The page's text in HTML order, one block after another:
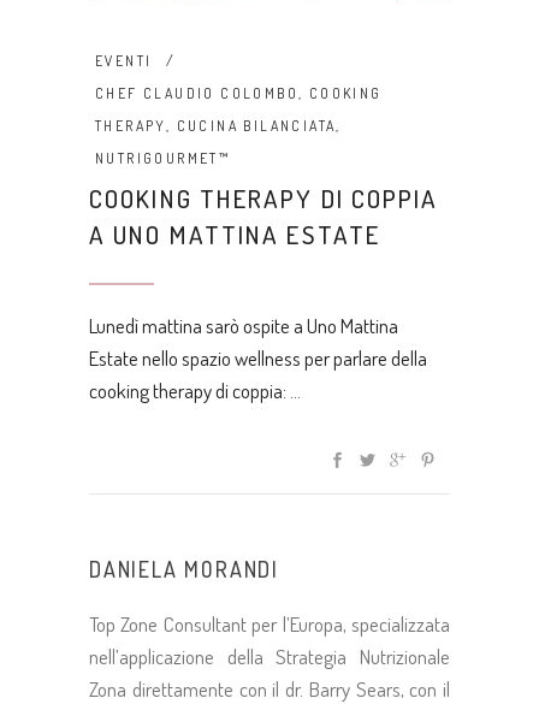
EVENTI
CHEF CLAUDIO COLOMBO , COOKING
THERAPY, CUCINA BILANCIATA,
NUTRIGOURMET™
COOKING THERAPY DI COPPIA
A UNO MATTINA ESTATE
Lunedì mattina sarò ospite a Uno Mattina
Estate nello spazio wellness per parlare della
cooking therapy di coppia:
DANIELA MORANDI
Top Zone Consultant per l’Europa, specializzata
nell’applicazione della Strategia Nutrizionale
Zona direttamente con il dr. Barry Sears, con il